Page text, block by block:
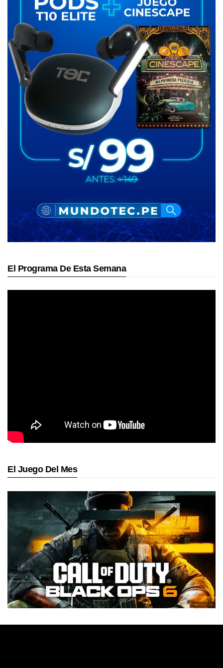
El Programa De Esta Semana
El Juego Del Mes